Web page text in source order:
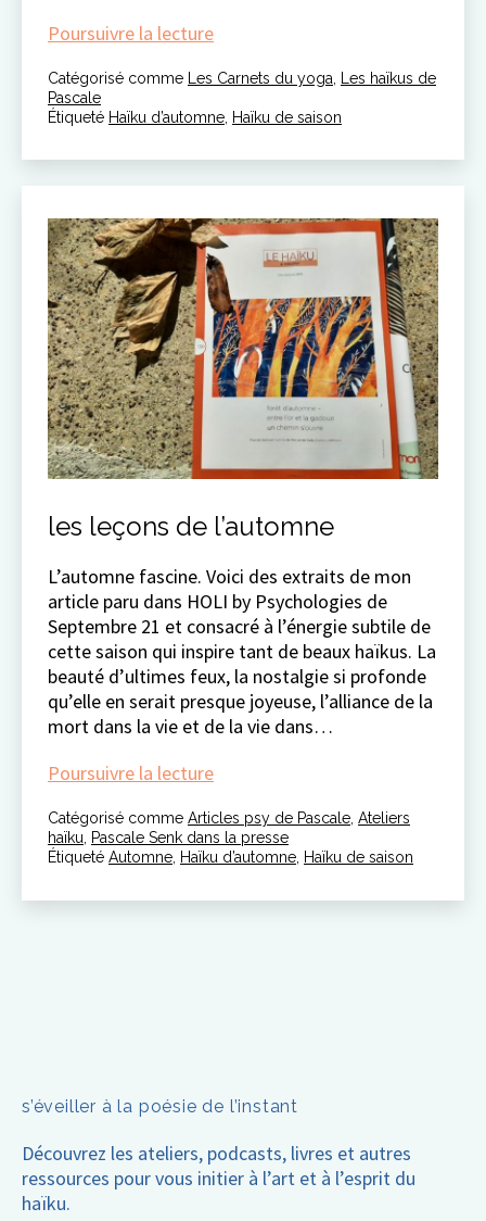
Poursuivre la lecturepoésie
l’automne
Catégorisé comme Les Carnets du yoga Les haïkus de
Pascale
Étiqueté Haïku d’automne Haïku de saison
les leçons de l’automne
L’automne fascine. Voici des extraits de mon
article paru dans HOLI by Psychologies de
Septembre 21 et consacré à l’énergie subtile de
cette saison qui inspire tant de beaux haïkus. La
beauté d’ultimes feux, la nostalgie si profonde
qu’elle en serait presque joyeuse, l’alliance de la
mort dans la vie et de la vie dans…
Poursuivre la lectureles
de
l’automne
Catégorisé comme Articles psy de Pascale Ateliers
haïku Pascale Senk dans la presse
Étiqueté Automne Haïku d’automne Haïku de saison
s’éveiller à la poésie de l’instant
Découvrez les ateliers, podcasts, livres et autres
ressources pour vous initier à l’art et à l’esprit du
haïku.